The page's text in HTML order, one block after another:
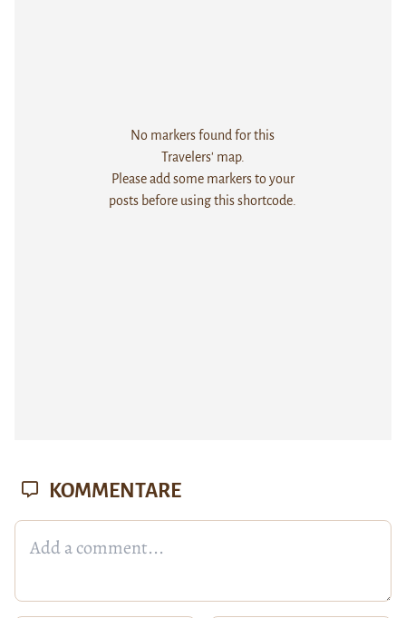
No markers found for this
Travelers' map.
Please add some markers to your
posts before using this shortcode.
KOMMENTARE